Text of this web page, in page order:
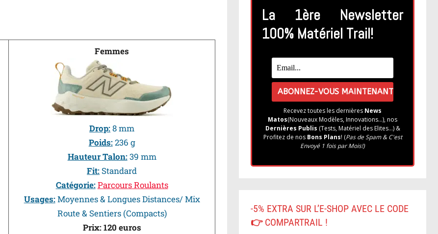
Femmes
Drop:8 mm
Poids:236 g
Hauteur Talon:39 mm
Fit: Standard
Catégorie:Parcours Roulants
Usages:Moyennes & Longues Distances/ Mix
Route & Sentiers (Compacts)
Prix: 120 euros
La 1ère Newsletter
100% Matériel Trail!
Recevez toutes les dernières News
Matos(Nouveaux Modèles, Innovations...), nos
Dernières Publis (Tests, Matériel des Elites...) &
Profitez de nosBons Plans! (Pas de Spam & C'est
Envoyé 1 fois par Mois!)
-5% EXTRA SUR L’E-SHOP AVEC LE CODE
👉 COMPARTRAIL !